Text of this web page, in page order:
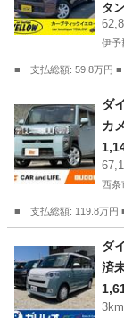
イ
ラ
タ
伊予
■ 支払総額: 59.8万円
タ
ダ
カ
ナ
ー
ラ
（
西条
■ 支払総額: 119.8万
ダ
ダ
済
ー
ト